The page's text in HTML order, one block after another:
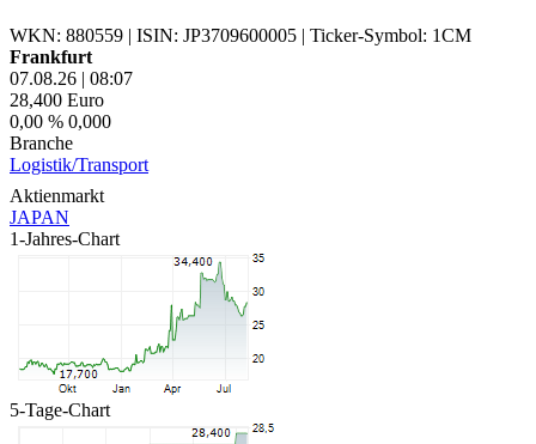
WKN: 880559 | ISIN: JP3709600005 | Ticker-Symbol: 1CM
Frankfurt
07.08.26 | 08:07
28,400 Euro
0,00 % 0,000
Branche
Logistik/Transport
Aktienmarkt
JAPAN
1-Jahres-Chart
5-Tage-Chart